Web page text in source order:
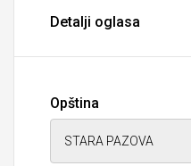
Detalji oglasa
Opština